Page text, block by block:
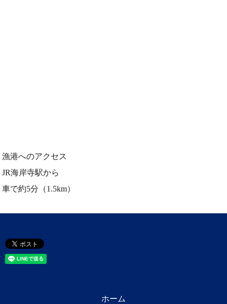
漁港へのアクセス
JR海岸寺駅から
車で約5分（1.5km）
ホーム